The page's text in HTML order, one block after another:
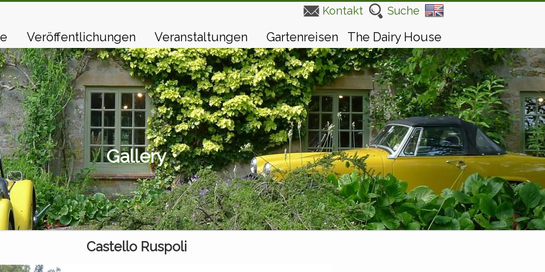
Suche
Kontakt
The Dairy House
Gartenreisen
Veranstaltungen
Veröffentlichungen
Gallery
Castello Ruspoli